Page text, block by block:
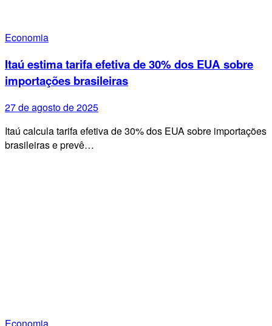
Economia
Itaú estima tarifa efetiva de 30% dos EUA sobre
importações brasileiras
27 de agosto de 2025
Itaú calcula tarifa efetiva de 30% dos EUA sobre importações
brasileiras e prevê…
Economia